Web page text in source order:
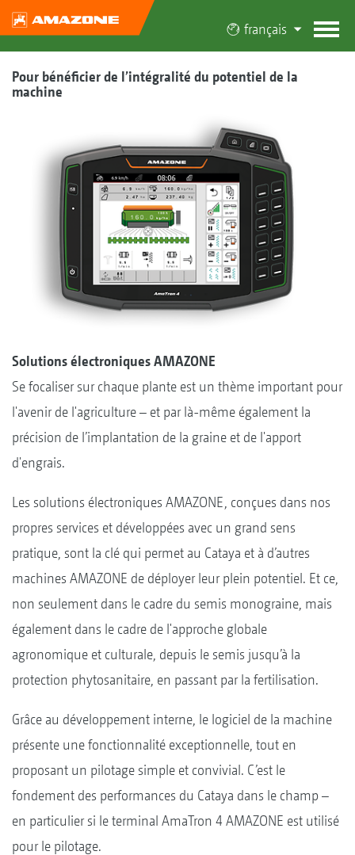
français
Pour bénéficier de l’intégralité du potentiel de la
machine
Solutions électroniques AMAZONE
Se focaliser sur chaque plante est un thème important pour
l'avenir de l'agriculture – et par là-même également la
précision de l’implantation de la graine et de l'apport
d'engrais.
Les solutions électroniques AMAZONE, conçues dans nos
propres services et développées avec un grand sens
pratique, sont la clé qui permet au Cataya et à d’autres
machines AMAZONE de déployer leur plein potentiel. Et ce,
non seulement dans le cadre du semis monograine, mais
également dans le cadre de l'approche globale
agronomique et culturale, depuis le semis jusqu’à la
protection phytosanitaire, en passant par la fertilisation.
Grâce au développement interne, le logiciel de la machine
présente une fonctionnalité exceptionnelle, tout en
proposant un pilotage simple et convivial. C’est le
fondement des performances du Cataya dans le champ –
en particulier si le terminal AmaTron 4 AMAZONE est utilisé
pour le pilotage.